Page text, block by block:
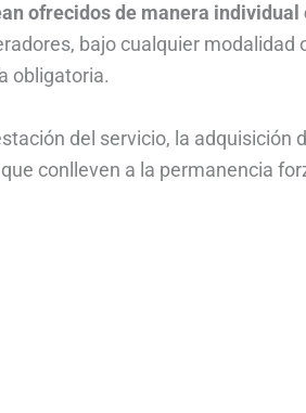
ofrecidos de manera individual
bajo cualquier modalidad
obligatoria.
del servicio, la adquisición
conlleven a la permanencia